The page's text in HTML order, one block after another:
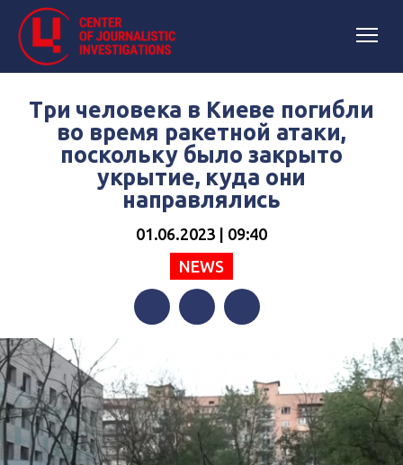
Три человека в Киеве погибли
во время ракетной атаки,
поскольку было закрыто
укрытие, куда они
направлялись
01.06.2023 | 09:40
NEWS